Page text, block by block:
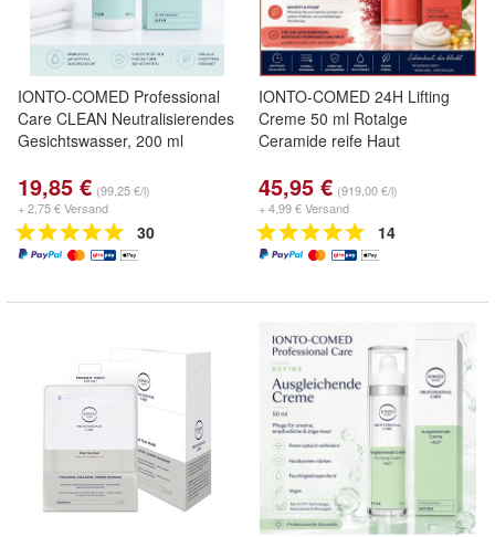
IONTO-COMED Professional
Care CLEAN Neutralisierendes
Gesichtswasser, 200 ml
19,85 € (99,25 €/l)
+ 2,75 € Versand
30
IONTO-COMED 24H Lifting
Creme 50 ml Rotalge
Ceramide reife Haut
45,95 € (919,00 €/l)
+ 4,99 € Versand
14